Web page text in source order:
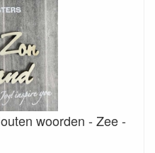
woorden - Zee -